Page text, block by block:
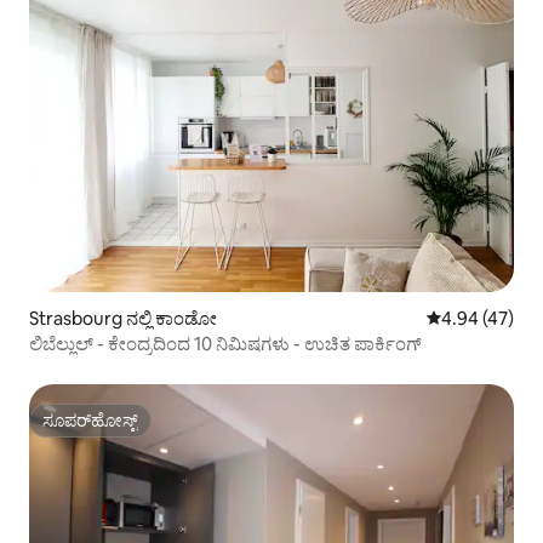
Strasbourg ನಲ್ಲಿ ಕಾಂಡೋ 5 ರಲ್ಲಿ 4.94
4.94 (47)
ಲಿಬೆಲ್ಲುಲ್ - ಕೇಂದ್ರದಿಂದ 10 ನಿಮಿಷಗಳು - ಉಚಿತ ಪಾರ್ಕಿಂಗ್
ಸೂಪರ್‌ಹೋಸ್ಟ್
ಸೂಪರ್‌ಹೋಸ್ಟ್